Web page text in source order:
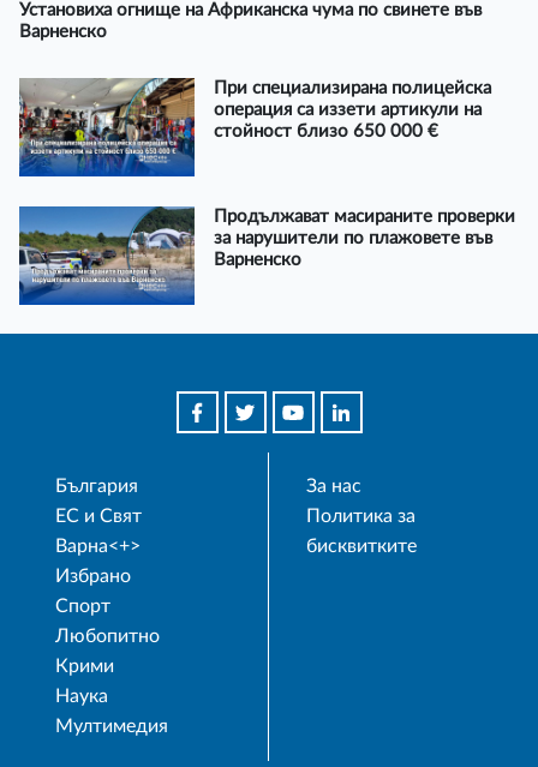
Установиха огнище на Африканска чума по свинете във
Варненско
При специализирана полицейска
операция са иззети артикули на
стойност близо 650 000 €
Продължават масираните проверки
за нарушители по плажовете във
Варненско
България
ЕС и Свят
Варна<+>
Избрано
Спорт
Любопитно
Крими
Наука
Мултимедия
За нас
Политика за
бисквитките